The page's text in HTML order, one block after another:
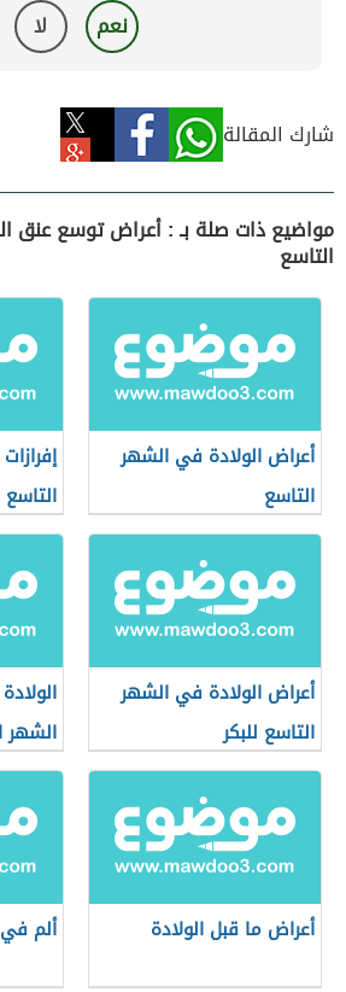
نعم لا
شارك المقالة
مواضيع ذات صلة بـ : أعراض توسع عنق
التاسع
أعراض الولادة في الشهر
التاسع
التاسع
أعراض الولادة في الشهر
التاسع للبكر
الشهر
أعراض ما قبل الولادة ألم